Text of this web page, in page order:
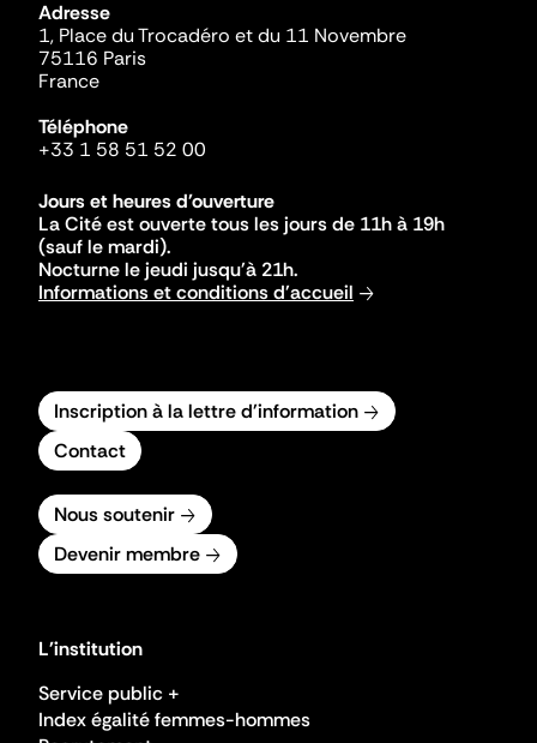
Adresse
1, Place du Trocadéro et du 11 Novembre
75116 Paris
France
Téléphone
+33 1 58 51 52 00
Jours et heures d'ouverture
La Cité est ouverte tous les jours de 11h à 19h
(sauf le mardi).
Nocturne le jeudi jusqu'à 21h.
Informations et conditions d'accueil
Inscription à la lettre d'information
Contact
Nous soutenir
Devenir membre
L'institution
Service public +
Index égalité femmes-hommes